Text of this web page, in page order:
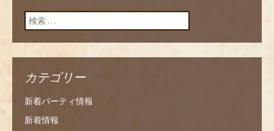
ン
検索:
カテゴリー
新着パーティ情報
新着情報